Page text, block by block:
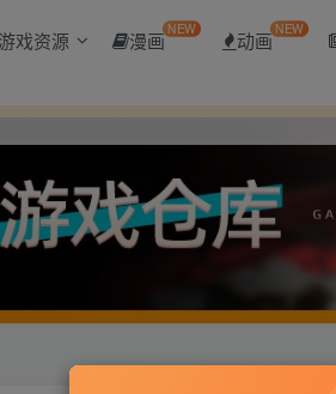
游戏资源 漫画NEW 动画 NEW